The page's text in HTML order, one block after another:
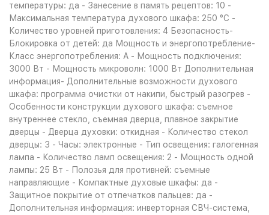
температуры: да - Занесение в память рецептов: 10 -
Максимальная температура духового шкафа: 250 °С -
Количество уровней приготовления: 4 Безопасность-
Блокировка от детей: да Мощность и энергопотребление-
Класс энергопотребления: A - Мощность подключения:
3000 Вт - Мощность микроволн: 1000 Вт Дополнительная
информация- Дополнительные возможности духового
шкафа: программа очистки от накипи, быстрый разогрев -
Особенности конструкции духового шкафа: съемное
внутреннее стекло, съемная дверца, плавное закрытие
дверцы - Дверца духовки: откидная - Количество стекол
дверцы: 3 - Часы: электронные - Тип освещения: галогенная
лампа - Количество ламп освещения: 2 - Мощность одной
лампы: 25 Вт - Полозья для противней: съемные
направляющие - Компактные духовые шкафы: да -
Защитное покрытие от отпечатков пальцев: да -
Дополнительная информация: инверторная СВЧ-система,